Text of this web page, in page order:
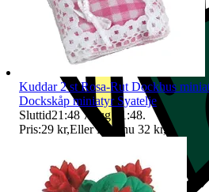
Kuddar 2 st Rosa-Rut Dockhus
Dockskåp miniatyr Syatelje
Sluttid21:48 7 aug 21:48.
Pris:29 kr,Eller Köp nu 32 kr,